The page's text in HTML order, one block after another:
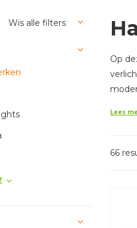
Op
Lees
66
Wis alle filters